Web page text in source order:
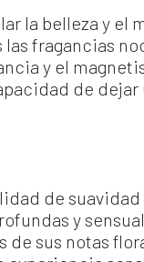
la belleza y el
fragancias
y el
de
de
y
de sus notas